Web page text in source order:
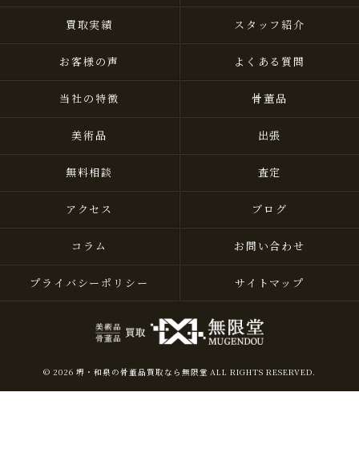
買取実績 スタッフ紹介
お客様の声 よくある質問
当社の特徴 骨董品
美術品 出張
無料相談 査定
アクセス ブログ
コラム お問い合わせ
プライバシーポリシー サイトマップ
© 2026 堺・和泉の骨董品買取なら無限堂 ALL RIGHTS RESERVED.